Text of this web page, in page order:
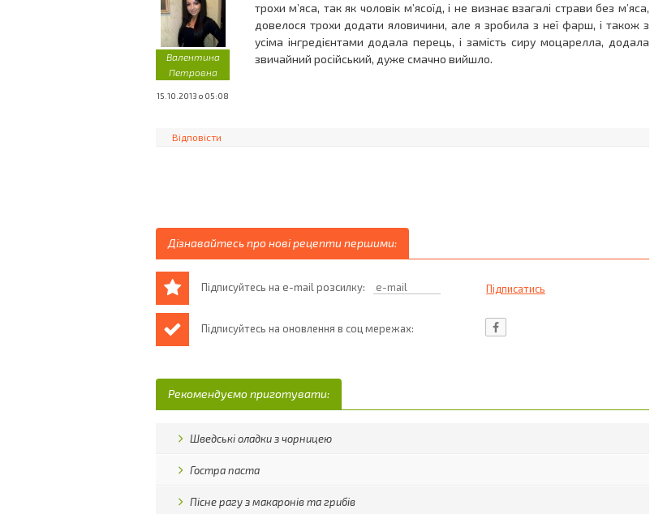
Валентина
Петровна
15.10.2013 о 05:08
трохи м’яса, так як чоловік м’ясоїд, і не визнає взагалі страви без м’яса,
довелося трохи додати яловичини, але я зробила з неї фарш, і також з
усіма інгредієнтами додала перець, і замість сиру моцарелла, додала
звичайний російський, дуже смачно вийшло.
Відповісти
Дізнавайтесь про нові рецепти першими:
Підписуйтесь на e-mail розсилку:
Підписуйтесь на оновлення в соц мережах:
Рекомендуємо приготувати:
Шведські оладки з чорницею
Гостра паста
Пісне рагу з макаронів та грибів